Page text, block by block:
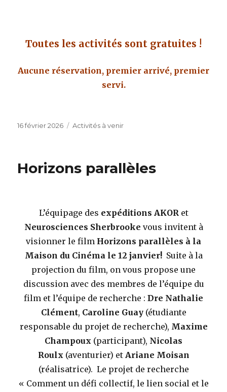
Toutes les activités sont gratuites !
Aucune réservation, premier arrivé, premier
servi.
Publié
16 février 2026 Catégories
Activités à venir
Horizons parallèles
L’équipage des expéditions AKORet
Neurosciences Sherbrooke vous invitent à
visionner le film Horizons parallèles à la
Maison du Cinéma le 12 janvier!Suite à la
projection du film, on vous propose une
discussion avec des membres de l’équipe du
film et l’équipe de recherche : Dre Nathalie
Clément, Caroline Guay(étudiante
responsable du projet de recherche), Maxime
Champoux (participant), Nicolas
Roulx (aventurier) et Ariane Moisan
(réalisatrice). Le projet de recherche
« Comment un défi collectif, le lien social et le